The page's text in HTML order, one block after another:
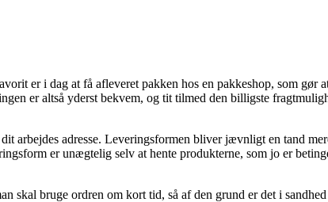
er i dag at få afleveret pakken hos en pakkeshop, som gør
er altså yderst bekvem, og tit tilmed den billigste
arbejdes adresse. Leveringsformen bliver jævnligt en tand
er unægtelig selv at hente produkterne, som jo er
bruge ordren om kort tid, så af den grund er det i